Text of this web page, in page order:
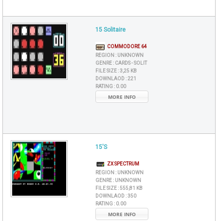
15 Solitaire
COMMODORE 64
REGION : UNKNOWN
GENRE : CARDS - SOLIT
FILE SIZE :3,25 KB
DOWNLAOD :221
RATING : 0.00
MORE INFO
15'S
ZX SPECTRUM
REGION : UNKNOWN
GENRE : UNKNOWN
FILE SIZE :555,81 KB
DOWNLAOD :350
RATING : 0.00
MORE INFO